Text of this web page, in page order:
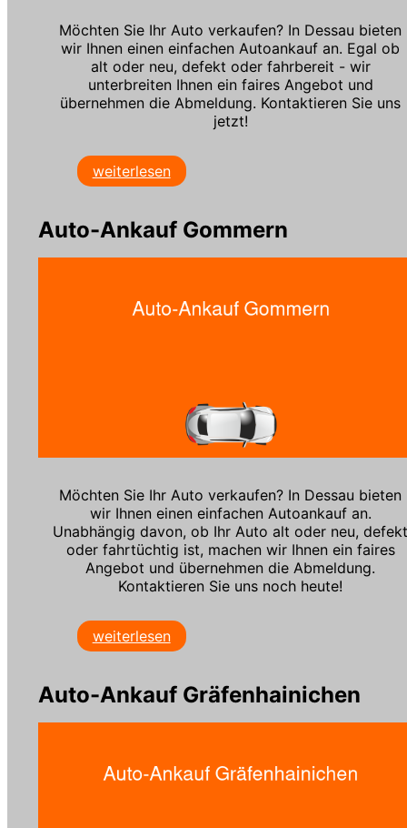
Möchten Sie Ihr Auto verkaufen? In Dessau bieten
wir Ihnen einen einfachen Autoankauf an. Egal ob
alt oder neu, defekt oder fahrbereit - wir
unterbreiten Ihnen ein faires Angebot und
übernehmen die Abmeldung. Kontaktieren Sie uns
jetzt!
weiterlesen
Auto-Ankauf Gommern
Möchten Sie Ihr Auto verkaufen? In Dessau bieten
wir Ihnen einen einfachen Autoankauf an.
Unabhängig davon, ob Ihr Auto alt oder neu,
oder fahrtüchtig ist, machen wir Ihnen ein faires
Angebot und übernehmen die Abmeldung.
Kontaktieren Sie uns noch heute!
weiterlesen
Auto-Ankauf Gräfenhainichen